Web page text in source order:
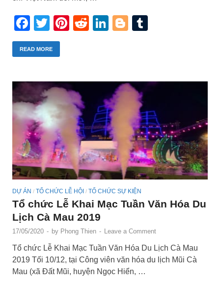
Facebook
Twitter
Pinterest
RedditLinkedIn
Blogger
READ MORE
DỰ ÁN / TỔ CHỨC LỄ HỘI / TỔ CHỨC SỰ KIỆN
Tổ chức Lễ Khai Mạc Tuần Văn Hóa Du
Lịch Cà Mau 2019
17/05/2020 - by Phong Thien - Leave a Comment
Tổ chức Lễ Khai Mạc Tuần Văn Hóa Du Lịch Cà Mau
2019 Tối 10/12, tại Công viên văn hóa du lịch Mũi Cà
Mau (xã Đất Mũi, huyện Ngọc Hiển, …